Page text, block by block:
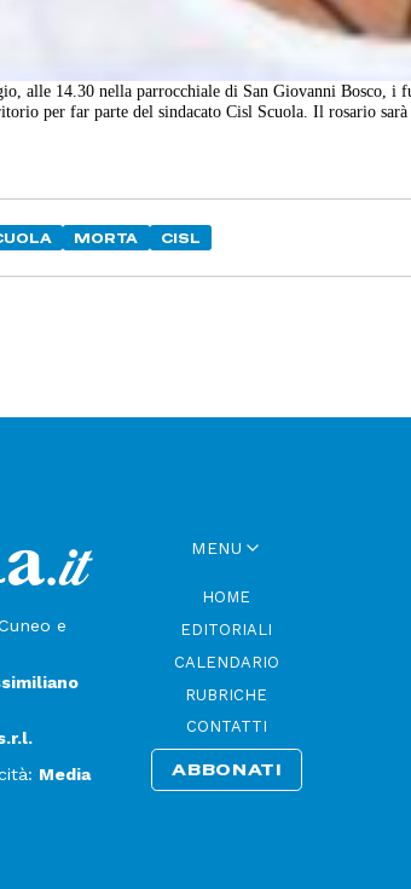
alle 14.30 nella parrocchiale di San Giovanni Bosco, i
per far parte del sindacato Cisl Scuola. Il rosario
MORTA CISL
e
Media
MENU
HOME
EDITORIALI
CALENDARIO
RUBRICHE
CONTATTI
ABBONATI